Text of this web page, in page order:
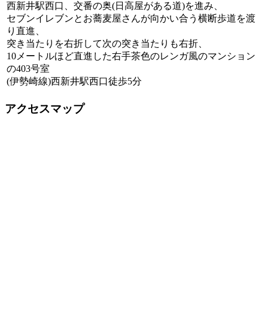
西新井駅西口、交番の奥(日高屋がある道)を進み、
セブンイレブンとお蕎麦屋さんが向かい合う横断歩道を渡
り直進、
突き当たりを右折して次の突き当たりも右折、
10メートルほど直進した右手茶色のレンガ風のマンション
の403号室
(伊勢崎線)西新井駅西口徒歩5分
アクセスマップ